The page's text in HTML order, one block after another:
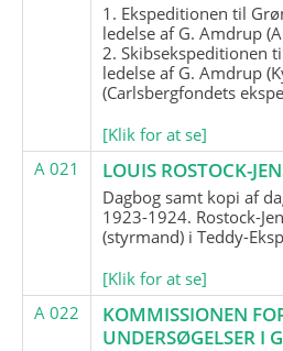
1. Ekspeditionen til
ledelse af G. Amdrup
2. Skibsekspeditionen
ledelse af G. Amdrup
(Carlsbergfondets
[Klik for at se]
A 021
LOUIS ROSTOCK-
Dagbog samt kopi af
1923-1924. Rostock-
(styrmand) i Teddy-
[Klik for at se]
A 022
KOMMISSIONEN
UNDERSØGELSER I